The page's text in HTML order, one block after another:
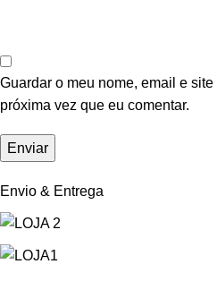
Guardar o meu nome, email e
próxima vez que eu comentar.
Envio & Entrega